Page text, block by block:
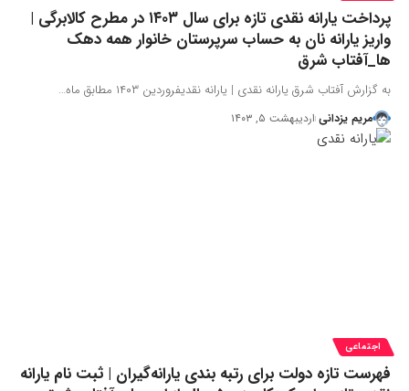
پرداخت یارانه نقدی تازه برای سال ۱۴۰۳ در مطرح کالابرگی |
واریز یارانه نان به حساب سرپرستان خانوار همه دهک
ها_آفتاب شرق
به گزارش آفتاب شرق یارانه نقدی | یارانه نقدیفروردین ۱۴۰۳ مطابق ماه…
مریم یزدانی اردیبهشت ۵, ۱۴۰۳
اجتماعی
فهرست تازه دولت برای رتبه بندی یارانه‌گیران | ثبت نام یارانه